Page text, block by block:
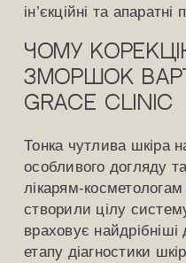
ін’єкційні та
Чому
зморшок
Grace Clinic
Тонка чутлива шкіра
особливого догляду
лікарям-
створили цілу
враховує
етапу діагностики